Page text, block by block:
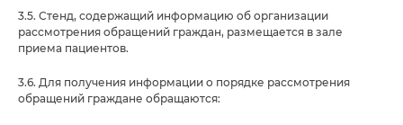
3.5. Стенд, содержащий информацию об организации
рассмотрения обращений граждан, размещается в зале
приема пациентов.
3.6. Для получения информации о порядке рассмотрения
обращений граждане обращаются: